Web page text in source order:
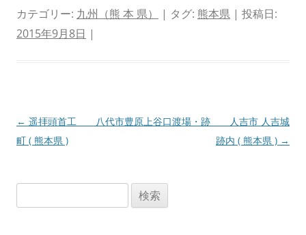
カテゴリー: 九州（熊 本 県） | タグ: 熊本県 | 投稿日:
2015年9月8日 |
投
稿
← 遥拝頭首工 八代市豊原上
町 ( 熊本県 )
谷口渡場・跡 人吉市 人吉城
跡内 ( 熊本県 ) →
索: